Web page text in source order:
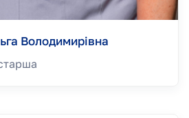
Володимирівна